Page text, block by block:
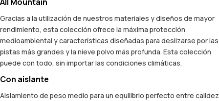
Gracias a la utilización de nuestros materiales y diseños de mayor
rendimiento, esta colección ofrece la máxima protección
medioambiental y características diseñadas para deslizarse por las
pistas más grandes y la nieve polvo más profunda. Esta colección
puede con todo, sin importar las condiciones climáticas.
Con aislante
Aislamiento de peso medio para un equilibrio perfecto entre calidez